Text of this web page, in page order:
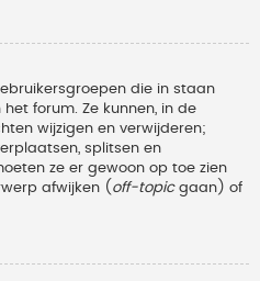
die in staan
forum. Ze kunnen, in de
wijzigen en verwijderen;
splitsen en
ze er gewoon op toe zien
afwijken ( off-topicgaan) of